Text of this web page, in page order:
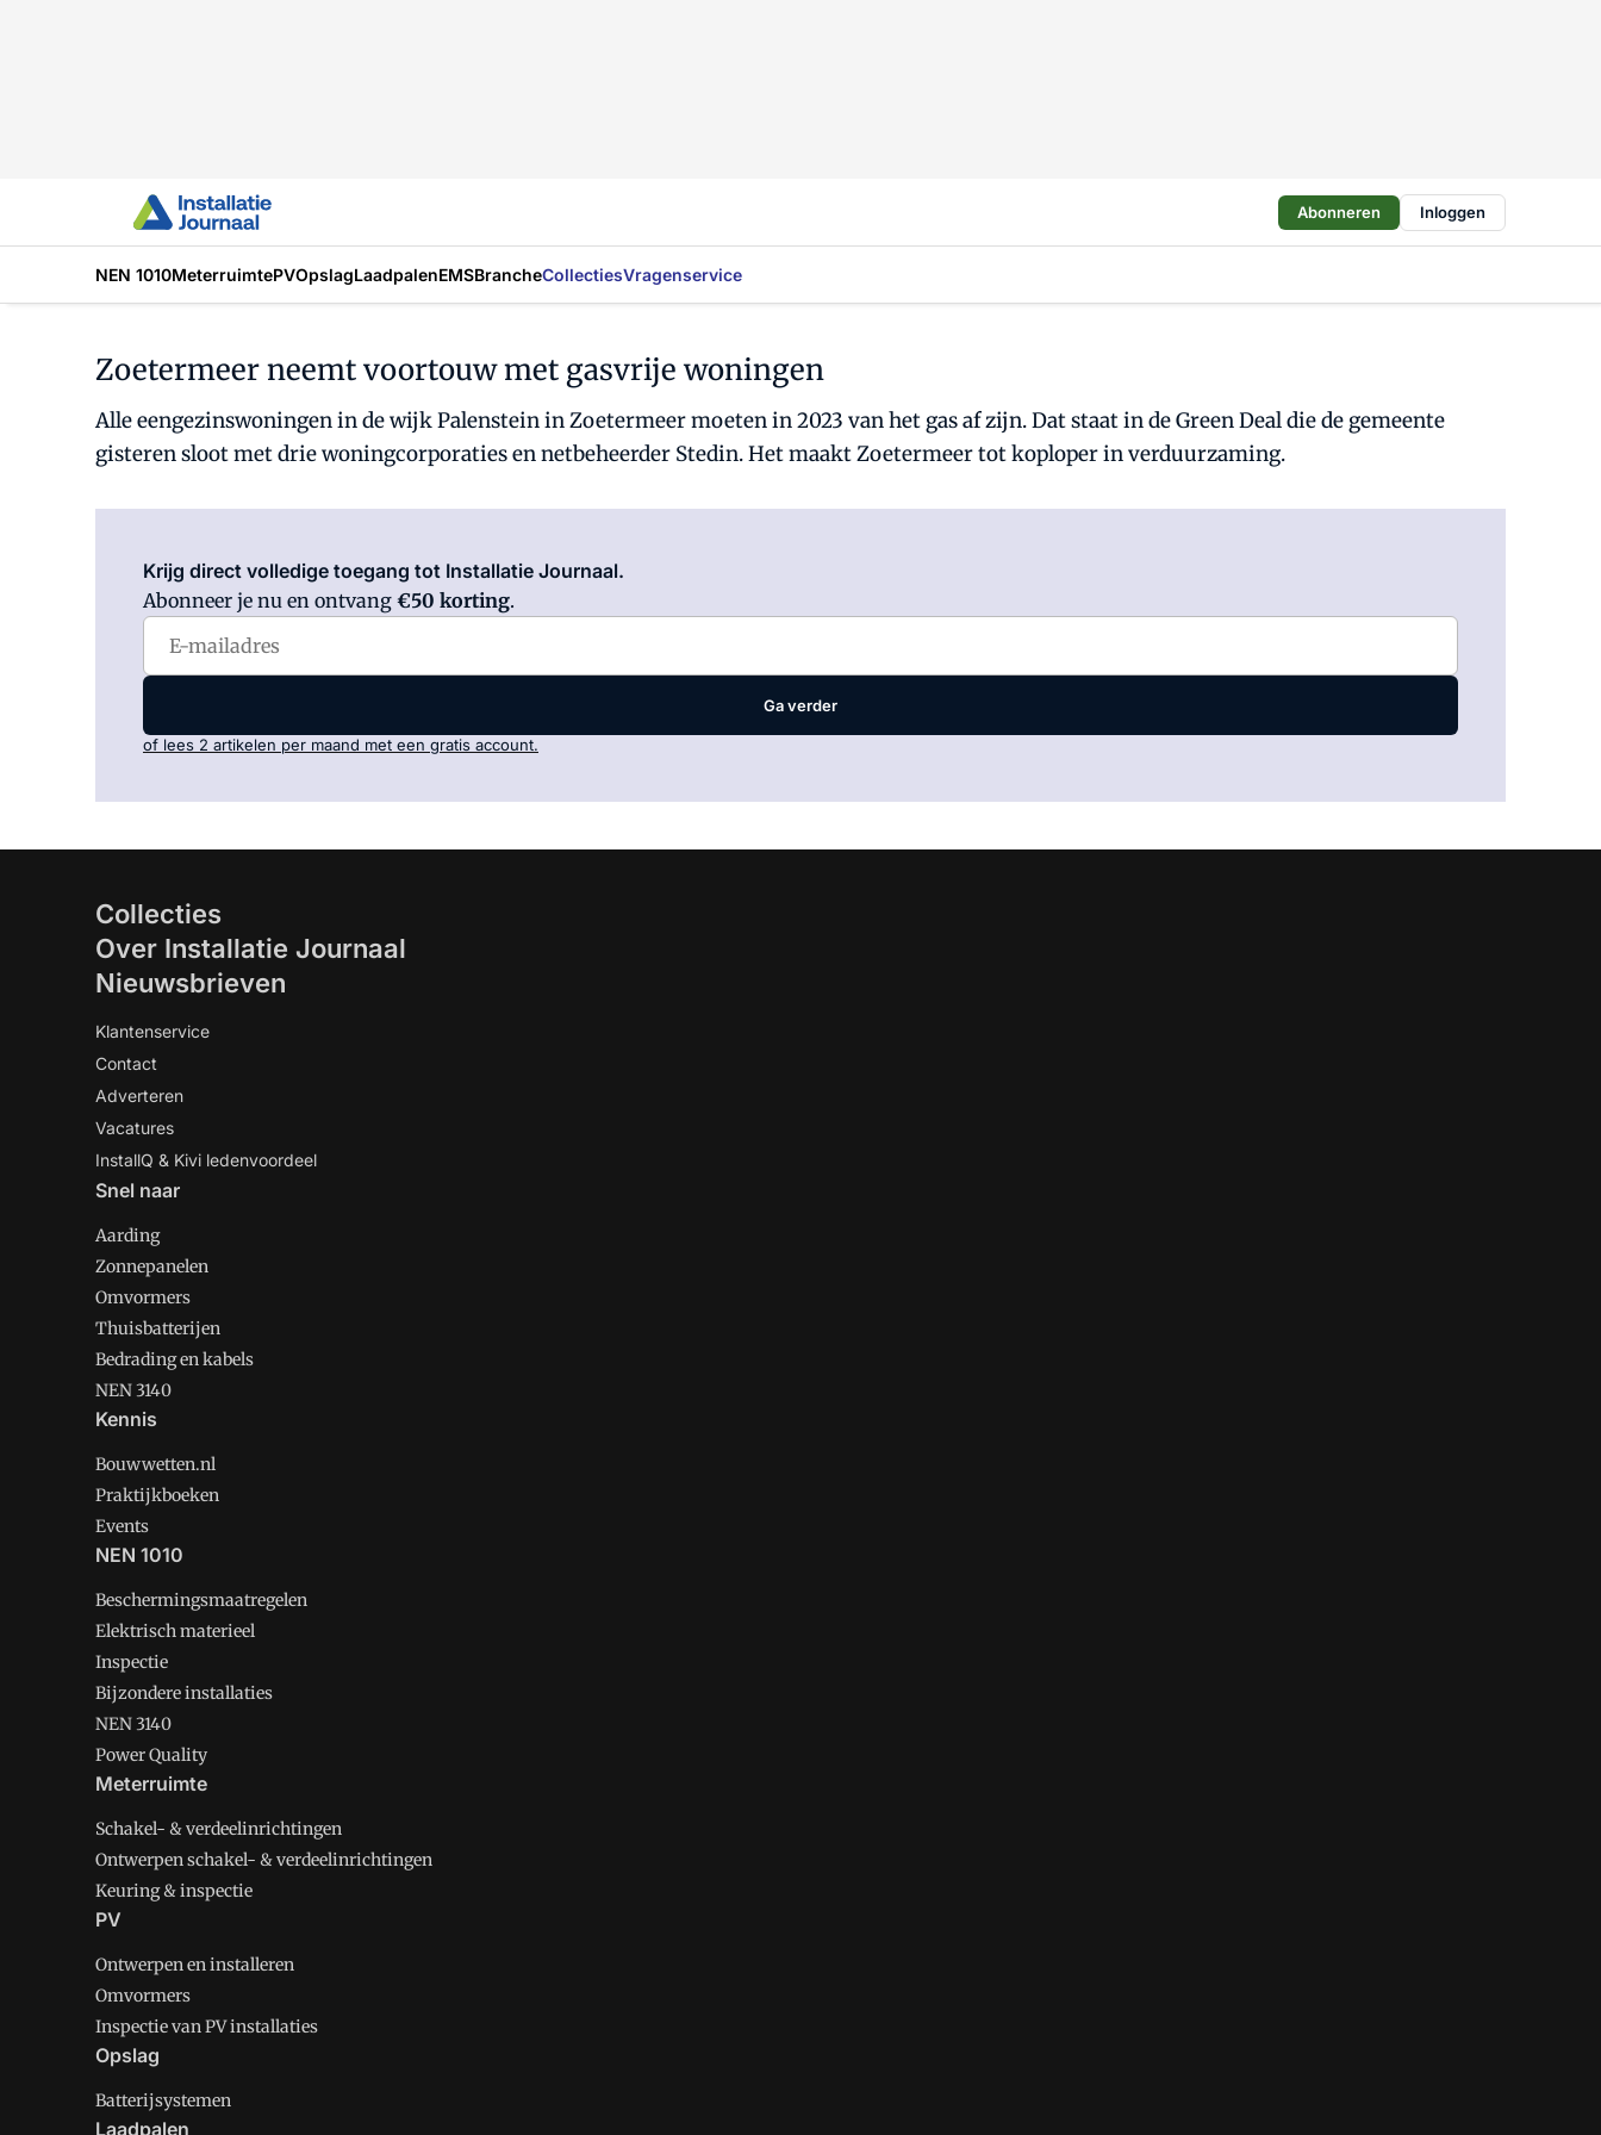
Abonneren Inloggen
NEN 1010MeterruimtePVOpslagLaadpalenEMSBrancheCollectiesVragenservice
Zoetermeer neemt voortouw met gasvrije woningen
Alle eengezinswoningen in de wijk Palenstein in Zoetermeer moeten in 2023 van het gas af zijn. Dat staat in de Green Deal die de gemeente
gisteren sloot met drie woningcorporaties en netbeheerder Stedin. Het maakt Zoetermeer tot koploper in verduurzaming.
Krijg direct volledige toegang tot Installatie Journaal.
Abonneer je nu en ontvang €50 korting.
Ga verder
of lees 2 artikelen per maand met een gratis account.
Collecties
Over Installatie Journaal
Nieuwsbrieven
Klantenservice
Contact
Adverteren
Vacatures
InstallQ & Kivi ledenvoordeel
Snel naar
Aarding
Zonnepanelen
Omvormers
Thuisbatterijen
Bedrading en kabels
NEN 3140
Kennis
Bouwwetten.nl
Praktijkboeken
Events
NEN 1010
Beschermingsmaatregelen
Elektrisch materieel
Inspectie
Bijzondere installaties
NEN 3140
Power Quality
Meterruimte
Schakel- & verdeelinrichtingen
Ontwerpen schakel- & verdeelinrichtingen
Keuring & inspectie
PV
Ontwerpen en installeren
Omvormers
Inspectie van PV installaties
Opslag
Batterijsystemen
Laadpalen